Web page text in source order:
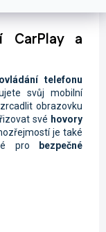
CarPlay a
ovládání telefonu
svůj mobilní
obrazovku
své hovory
je také
pro
bezpečné